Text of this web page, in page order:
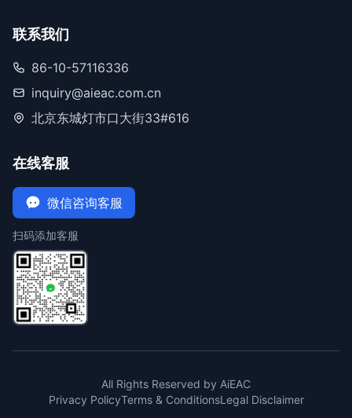
联系我们
86-10-57116336
inquiry@aieac.com.cn
北京东城灯市口大街33#616
在线客服
微信咨询客服
扫码添加客服
All Rights Reserved by AiEAC
Privacy PolicyTerms & ConditionsLegal Disclaimer